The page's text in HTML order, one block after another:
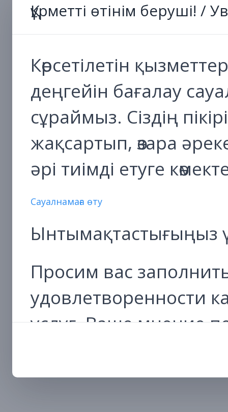
Құрметті өтінім беруші! /
Көрсетілетін
деңгейін бағалау
сұраймыз. Сіздің
жақсартып, өзара
әрі тиімді етуге
Сауалнамаға өту
Ынтымақтастығыңыз
Просим вас
удовлетворенности
услуг. Ваше мнение
удобным и